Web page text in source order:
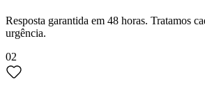
Resposta garantida em 48 horas. Tratamos
urgência.
02